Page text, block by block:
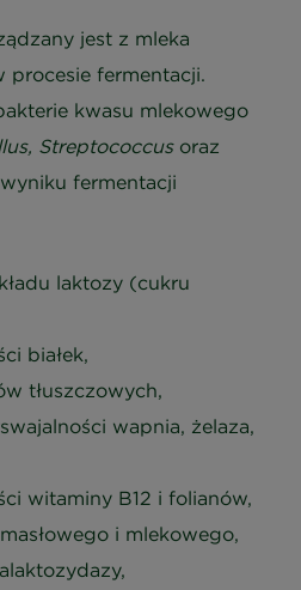
jest z mleka
procesie fermentacji.
kwasu mlekowego
Streptococcusoraz
fermentacji
laktozy (cukru
białek,
tłuszczowych,
wapnia, żelaza,
witaminy B12 i folianów,
i mlekowego,